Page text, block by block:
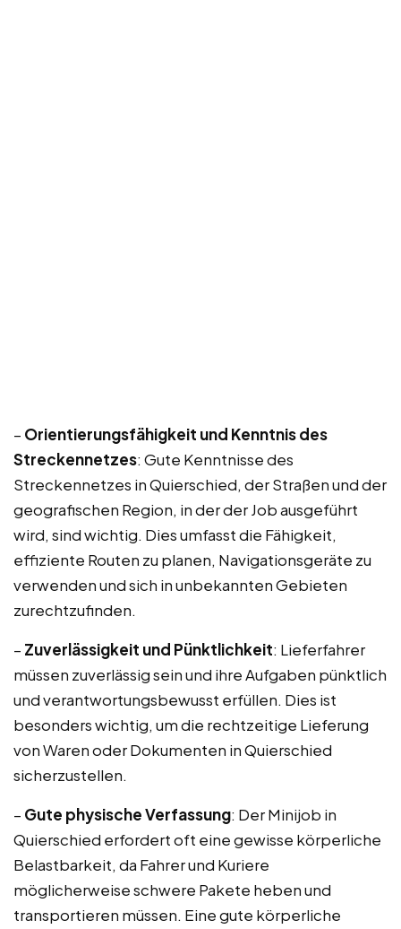
– Orientierungsfähigkeit und Kenntnis des
Streckennetzes: Gute Kenntnisse des
Streckennetzes in Quierschied, der Straßen und der
geografischen Region, in der der Job ausgeführt
wird, sind wichtig. Dies umfasst die Fähigkeit,
effiziente Routen zu planen, Navigationsgeräte zu
verwenden und sich in unbekannten Gebieten
zurechtzufinden.
– Zuverlässigkeit und Pünktlichkeit: Lieferfahrer
müssen zuverlässig sein und ihre Aufgaben pünktlich
und verantwortungsbewusst erfüllen. Dies ist
besonders wichtig, um die rechtzeitige Lieferung
von Waren oder Dokumenten in Quierschied
sicherzustellen.
– Gute physische Verfassung: Der Minijob in
Quierschied erfordert oft eine gewisse körperliche
Belastbarkeit, da Fahrer und Kuriere
möglicherweise schwere Pakete heben und
transportieren müssen. Eine gute körperliche